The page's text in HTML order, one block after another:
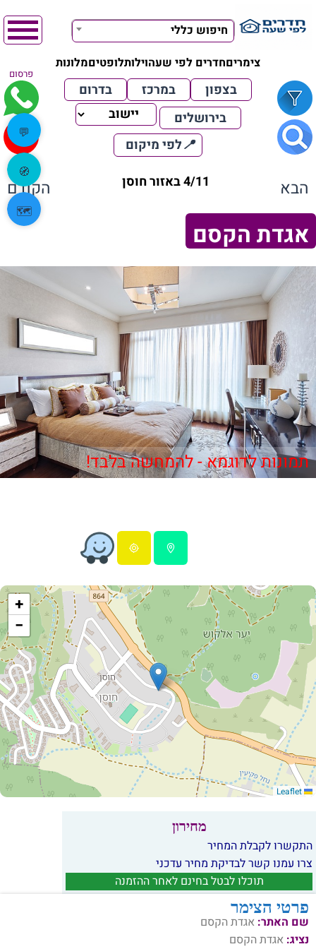
חיפוש כללי
צימריםחדרים לפי שעהוילותלופטיםמלונות
פרסום
בצפון במרכז
בדרום
בירושלים
📍לפי מיקום
הבא 4/11 באזור חוסן הקודם
אגדת הקסם
תמונות לדוגמא - להמחשה בלבד!
+
−
מחירון
התקשרו לקבלת המחיר
צרו עמנו קשר לבדיקת מחיר עדכני
תוכלו לבטל בחינם לאחר ההזמנה
פרטי הצימר
שם האתר: אגדת הקסם
נציג: אגדת הקסם
💬
🧭
🗺️